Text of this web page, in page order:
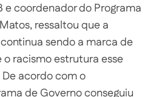
e coordenador do Programa
ressaltou que a
sendo a marca de
o racismo estrutura esse
acordo com o
de Governo conseguiu